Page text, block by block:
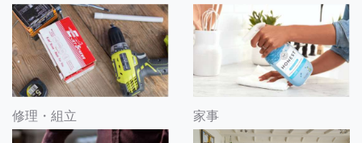
修理・組立 家事